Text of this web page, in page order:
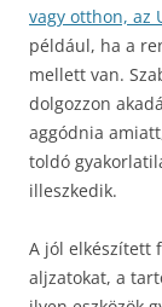
vagy otthon, az
például, ha a
mellett van.
dolgozzon
aggódnia
toldó
illeszkedik.
A jól elkészített
aljzatokat, a